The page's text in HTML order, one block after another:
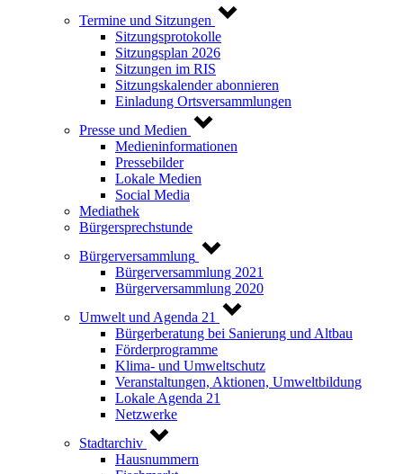
Termine und Sitzungen
Sitzungsprotokolle
Sitzungsplan 2026
Sitzungen im RIS
Sitzungskalender abonnieren
Einladung Ortsversammlungen
Presse und Medien
Medieninformationen
Pressebilder
Lokale Medien
Social Media
Mediathek
Bürgersprechstunde
Bürgerversammlung
Bürgerversammlung 2021
Bürgerversammlung 2020
Umwelt und Agenda 21
Bürgerberatung bei Sanierung und Altbau
Förderprogramme
Klima- und Umweltschutz
Veranstaltungen, Aktionen, Umweltbildung
Lokale Agenda 21
Netzwerke
Stadtarchiv
Hausnummern